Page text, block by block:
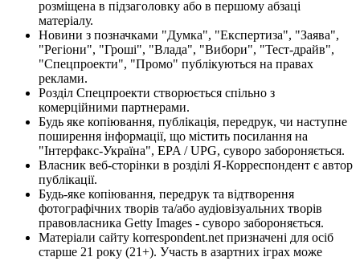
розміщена в підзаголовку або в першому абзаці
матеріалу.
Новини з позначками "Думка", "Експертиза", "Заява",
"Регіони", "Гроші", "Влада", "Вибори", "Тест-драйв",
"Спецпроекти", "Промо" публікуються на правах
реклами.
Розділ Спецпроекти створюється спільно з
комерційними партнерами.
Будь яке копіювання, публікація, передрук, чи наступне
поширення інформації, що містить посилання на
"Інтерфакс-Україна", EPA / UPG, суворо забороняється.
Власник веб-сторінки в розділі Я-Корреспондент є автор
публікації.
Будь-яке копіювання, передрук та відтворення
фотографічних творів та/або аудіовізуальних творів
правовласника Getty Images - суворо забороняється.
Матеріали сайту korrespondent.net призначені для осіб
старше 21 року (21+). Участь в азартних іграх може